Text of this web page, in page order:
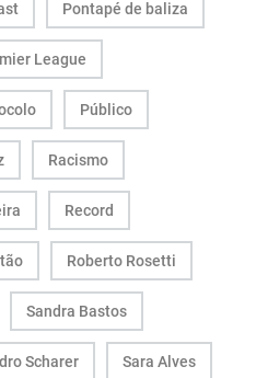
Pontapé de baliza
League
Público
Racismo
Record
Roberto Rosetti
Sandra Bastos
Scharer Sara Alves